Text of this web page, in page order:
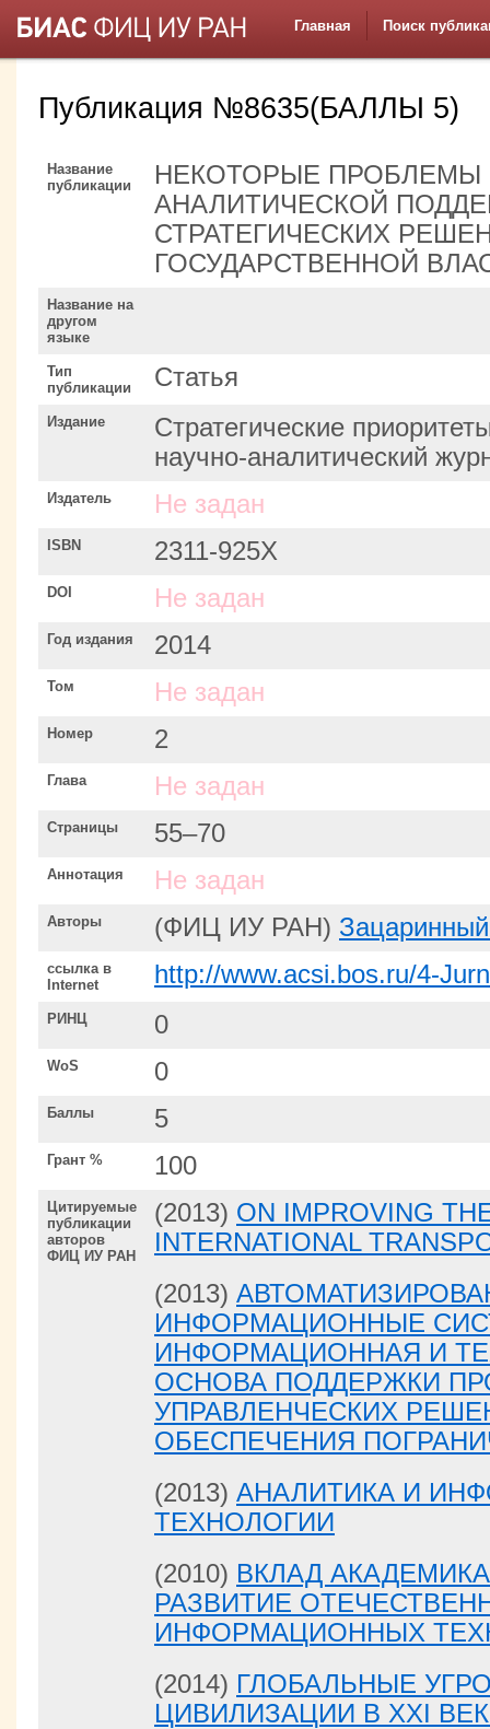
Главная Поиск
Публикация №8635(БАЛЛЫ 5)
Название
публикации
НЕКОТОРЫЕ
АНАЛИТИЧЕСКОЙ
СТРАТЕГИЧЕСКИХ
ГОСУДАРСТВЕННОЙ
Название на
другом
языке
Тип
публикации
Статья
Издание
Стратегические
научно-аналитический
Издатель Не задан
ISBN 2311-925Х
DOI Не задан
Год издания 2014
Том Не задан
Номер 2
Глава Не задан
Страницы 55–70
Аннотация Не задан
Авторы (ФИЦ ИУ РАН)
ссылка в
Internet
http://www.acsi.bos.ru/4-
РИНЦ 0
WoS 0
Баллы 5
Грант % 100
Цитируемые
публикации
авторов
ФИЦ ИУ РАН
(2013) ON IMPROVING
INTERNATIONAL
(2013)
ИНФОРМАЦИОННЫЕ
ИНФОРМАЦИОННАЯ И
ОСНОВА ПОДДЕРЖКИ
УПРАВЛЕНЧЕСКИХ
ОБЕСПЕЧЕНИЯ
(2013) АНАЛИТИКА И
ТЕХНОЛОГИИ
(2010) ВКЛАД
РАЗВИТИЕ
ИНФОРМАЦИОННЫХ
(2014) ГЛОБАЛЬНЫЕ
ЦИВИЛИЗАЦИИ В XXI